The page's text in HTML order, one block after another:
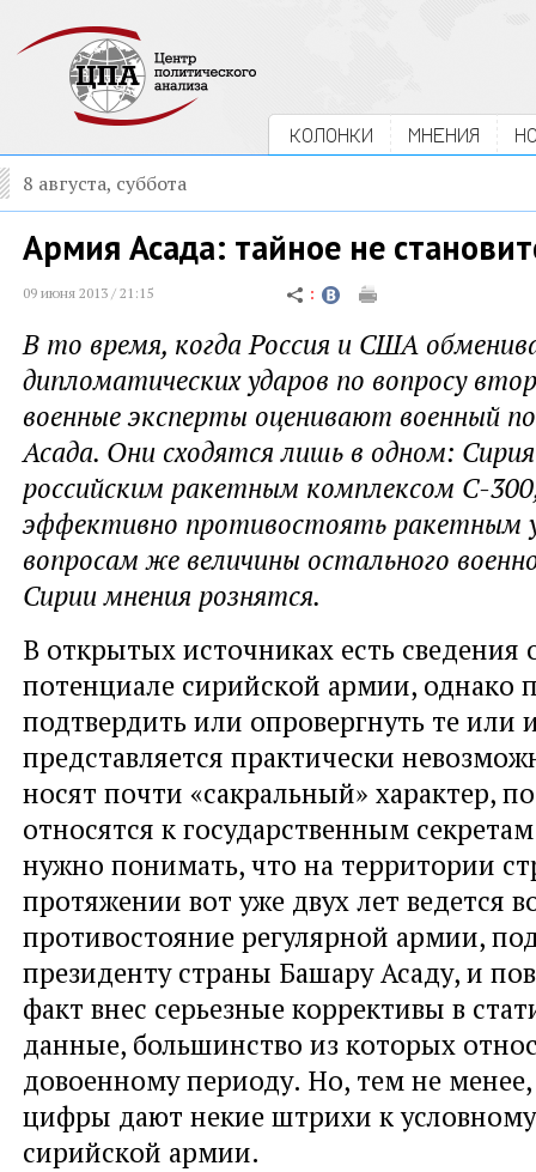
КОЛОНКИ МНЕНИЯ
8 августа, суббота
Армия Асада: тайное не
09 июня 2013 / 21:15
В то время, когда Россия и США
дипломатических ударов по вопросу
военные эксперты оценивают военный
Асада. Они сходятся лишь в одном:
российским ракетным комплексом С-
эффективно противостоять ракетным
вопросам же величины остального
Сирии мнения рознятся.
В открытых источниках есть сведения
потенциале сирийской армии, однако
подтвердить или опровергнуть те
представляется практически
носят почти «сакральный» характер,
относятся к государственным
нужно понимать, что на территории
протяжении вот уже двух лет ведется
противостояние регулярной армии,
президенту страны Башару Асаду, и
факт внес серьезные коррективы в
данные, большинство из которых
довоенному периоду. Но, тем не
цифры дают некие штрихи к
сирийской армии.